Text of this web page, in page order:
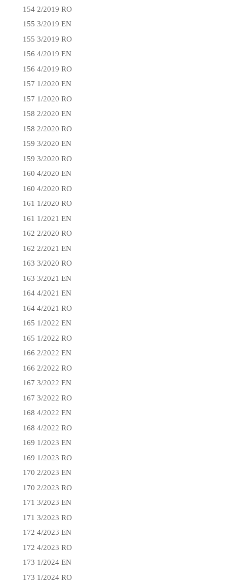
154 2/2019 RO
155 3/2019 EN
155 3/2019 RO
156 4/2019 EN
156 4/2019 RO
157 1/2020 EN
157 1/2020 RO
158 2/2020 EN
158 2/2020 RO
159 3/2020 EN
159 3/2020 RO
160 4/2020 EN
160 4/2020 RO
161 1/2020 RO
161 1/2021 EN
162 2/2020 RO
162 2/2021 EN
163 3/2020 RO
163 3/2021 EN
164 4/2021 EN
164 4/2021 RO
165 1/2022 EN
165 1/2022 RO
166 2/2022 EN
166 2/2022 RO
167 3/2022 EN
167 3/2022 RO
168 4/2022 EN
168 4/2022 RO
169 1/2023 EN
169 1/2023 RO
170 2/2023 EN
170 2/2023 RO
171 3/2023 EN
171 3/2023 RO
172 4/2023 EN
172 4/2023 RO
173 1/2024 EN
173 1/2024 RO